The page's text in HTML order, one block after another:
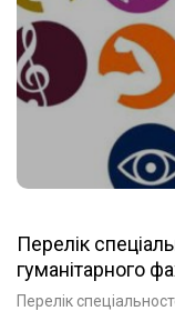
Перелік
гуманітарного
Перелік